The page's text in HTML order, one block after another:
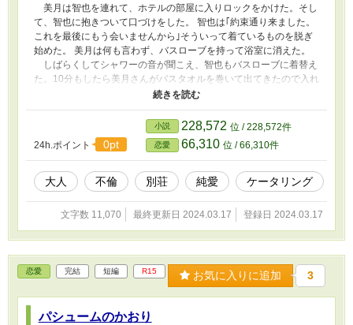
美月は智也を連れて、ホテルの部屋に入りロックをかけた。そし
て、智也に抱きついて口づけをした。 智也は｢約束通り来ました。
これを最後にもう会いませんから｣そういって着ているものを脱ぎ
始めた。 美月は何も言わず、バスローブを持って浴室に消えた。
しばらくしてシャワーの音が聞こえ、智也もバスローブに着替え
た。10分もしたら美月さんがバスタオルを巻いて出てきたので入れ
替わりに智也が入った。 頭からシャワーを浴びて、軽く洗って出
ていくと美月さんはバスタオルを取って、ベッドに横になってい
た。 智也はバスタオルを取ってその横に入り、美月さんに｢これ
が最後です。もう会うことはないですから｣そういって抱き締めな
がら口づけをした。
24h.ポイント 0pt
小説 228,572 位 / 228,572件
恋愛 66,310 位 / 66,310件
大人 不倫 別荘 純愛 ケータリング
文字数 11,070 最終更新日 2024.03.17 登録日 2024.03.17
恋愛 完結 短編 R15 お気に入りに追加 3
パシュームのかおり